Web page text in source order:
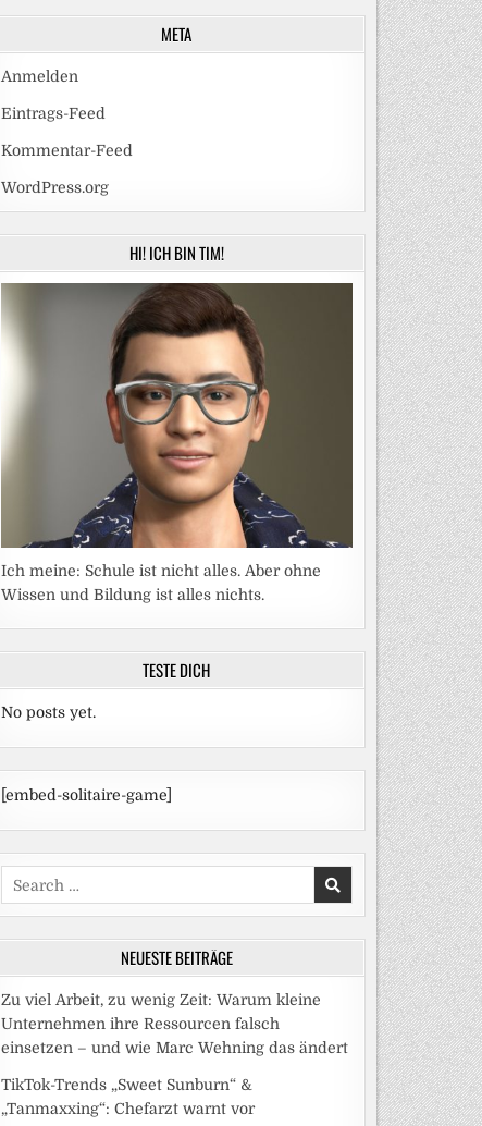
META
Anmelden
Eintrags-Feed
Kommentar-Feed
WordPress.org
HI! ICH BIN TIM!
Ich meine: Schule ist nicht alles. Aber ohne
Wissen und Bildung ist alles nichts.
TESTE DICH
No posts yet.
[embed-solitaire-game]
Search
for:
NEUESTE BEITRÄGE
Zu viel Arbeit, zu wenig Zeit: Warum kleine
Unternehmen ihre Ressourcen falsch
einsetzen – und wie Marc Wehning das ändert
TikTok-Trends „Sweet Sunburn“ &
„Tanmaxxing“: Chefarzt warnt vor